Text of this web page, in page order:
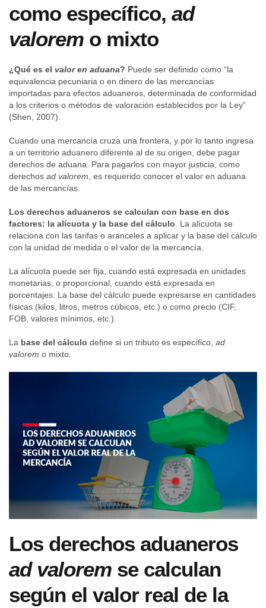
como específico, ad
valorem o mixto
¿Qué es el valor en aduana? Puede ser definido como “la
equivalencia pecuniaria o en dinero de las mercancías
importadas para efectos aduaneros, determinada de conformidad
a los criterios o métodos de valoración establecidos por la Ley”
(Shen, 2007).
Cuando una mercancía cruza una frontera, y por lo tanto ingresa
a un territorio aduanero diferente al de su origen, debe pagar
derechos de aduana. Para pagarlos con mayor justicia, como
derechos ad valorem , es requerido conocer el valor en aduana
de las mercancías.
Los derechos aduaneros se calculan con base en dos
factores: la alícuota y la base del cálculo . La alícuota se
relaciona con las tarifas o aranceles a aplicar y la base del cálculo
con la unidad de medida o el valor de la mercancía.
La alícuota puede ser fija, cuando está expresada en unidades
monetarias, o proporcional, cuando está expresada en
porcentajes. La base del cálculo puede expresarse en cantidades
físicas (kilos, litros, metros cúbicos, etc.) o como precio (CIF,
FOB, valores mínimos, etc.).
La base del cálculo define si un tributo es específico, ad
valorem o mixto.
Los derechos aduaneros
ad valorem se calculan
según el valor real de la